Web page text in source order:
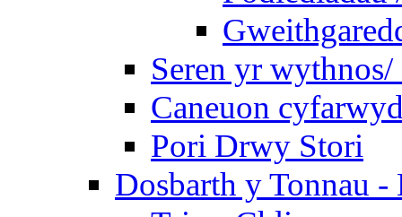
Seren yr
Caneuon
Pori Drwy Stori
Dosbarth y Tonnau -